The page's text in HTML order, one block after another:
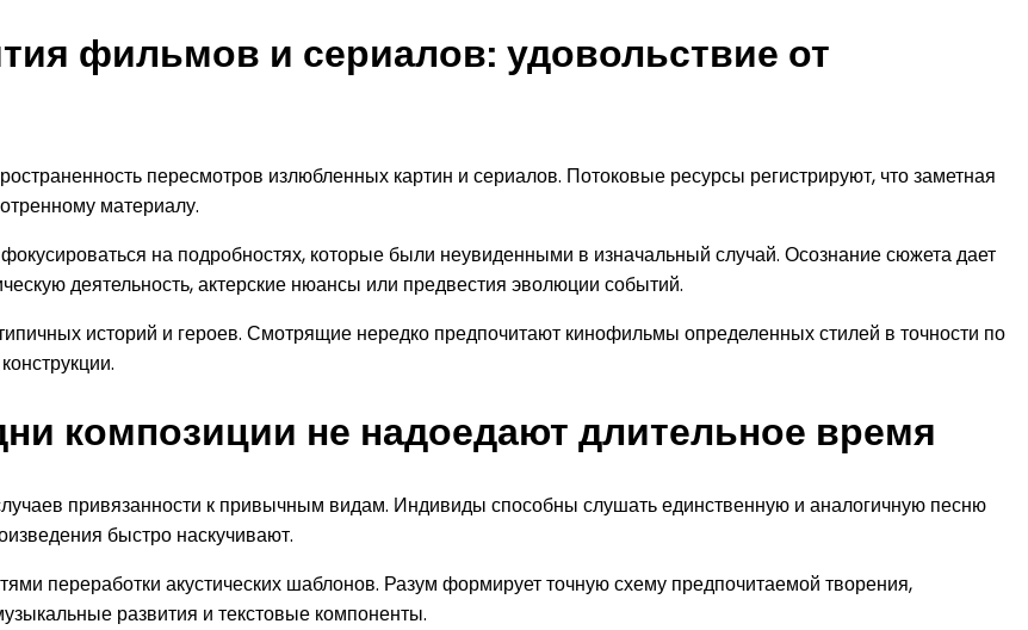
фильмов и сериалов: удовольствие от
пересмотров излюбленных картин и сериалов. Потоковые ресурсы регистрируют, что заметная
материалу.
на подробностях, которые были неувиденными в изначальный случай. Осознание сюжета дает
деятельность, актерские нюансы или предвестия эволюции событий.
историй и героев. Смотрящие нередко предпочитают кинофильмы определенных стилей в точности по
композиции не надоедают длительное время
привязанности к привычным видам. Индивиды способны слушать единственную и аналогичную песню
быстро наскучивают.
переработки акустических шаблонов. Разум формирует точную схему предпочитаемой творения,
развития и текстовые компоненты.